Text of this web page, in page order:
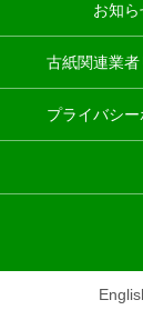
お知ら
古紙関連業
プライバシ